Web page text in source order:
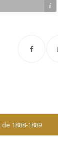
1888-1889